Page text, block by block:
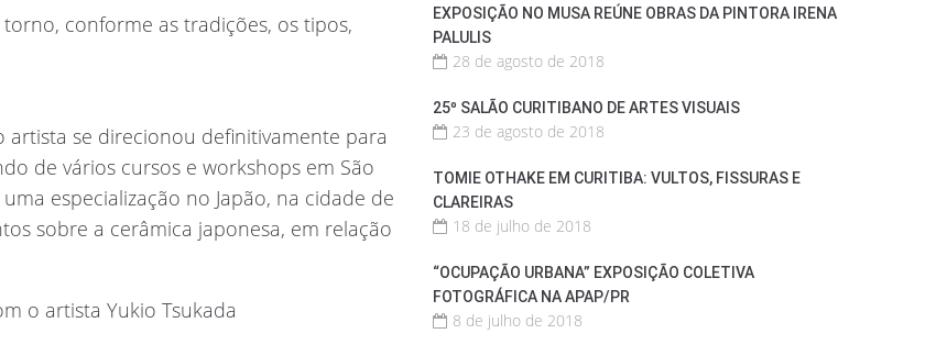
conforme as tradições, os tipos,
artista se direcionou definitivamente para
de vários cursos e workshops em São
especialização no Japão, na cidade de
sobre a cerâmica japonesa, em relação
o artista Yukio Tsukada
EXPOSIÇÃO NO MUSA REÚNE OBRAS DA PINTORA IRENA
PALULIS
28 de agosto de 2018
25º SALÃO CURITIBANO DE ARTES VISUAIS
23 de agosto de 2018
TOMIE OTHAKE EM CURITIBA: VULTOS, FISSURAS E
CLAREIRAS
18 de julho de 2018
“OCUPAÇÃO URBANA” EXPOSIÇÃO COLETIVA
FOTOGRÁFICA NA APAP/PR
8 de julho de 2018